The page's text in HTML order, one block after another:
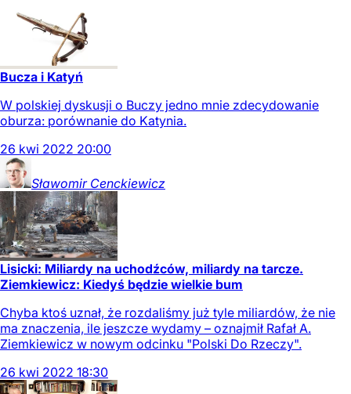
Bucza i Katyń
W polskiej dyskusji o Buczy jedno mnie zdecydowanie
oburza: porównanie do Katynia.
26 kwi 2022 20:00
Sławomir Cenckiewicz
Lisicki: Miliardy na uchodźców, miliardy na tarcze.
Ziemkiewicz: Kiedyś będzie wielkie bum
Chyba ktoś uznał, że rozdaliśmy już tyle miliardów, że nie
ma znaczenia, ile jeszcze wydamy – oznajmił Rafał A.
Ziemkiewicz w nowym odcinku "Polski Do Rzeczy".
26 kwi 2022 18:30